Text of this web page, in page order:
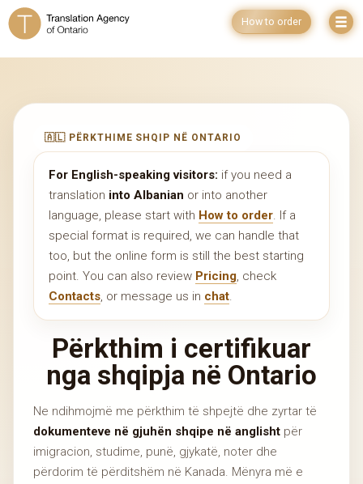
How to order
🇦🇱 PËRKTHIME SHQIP NË ONTARIO
For English-speaking visitors: if you need a
translation into Albanian or into another
language, please start with How to order. If a
special format is required, we can handle that
too, but the online form is still the best starting
point. You can also review Pricing, check
Contacts, or message us in chat.
Përkthim i certifikuar
nga shqipja në Ontario
Ne ndihmojmë me përkthim të shpejtë dhe zyrtar të
dokumenteve në gjuhën shqipe në anglisht për
imigracion, studime, punë, gjykatë, noter dhe
përdorim të përditshëm në Kanada. Mënyra më e